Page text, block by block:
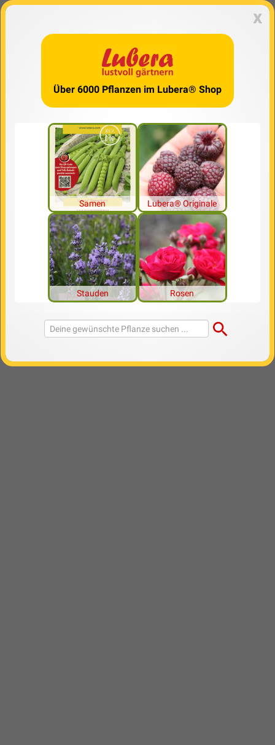
x
Über 6000 Pflanzen im Lubera® Shop
Samen Lubera® Originale
Stauden Rosen